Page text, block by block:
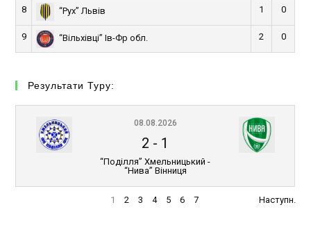
8 “Рух” Львів 1 0
9 “Вільхівці” Ів-Фр обл. 2 0
Результати Туру:
08.08.2026
2 - 1
“Поділля” Хмельницький -
“Нива” Вінниця
1 2 3 4 5 6 7 Наступн.